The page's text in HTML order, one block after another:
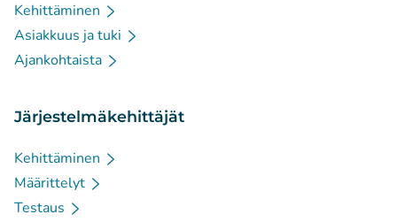
Kehittäminen
Asiakkuus ja tuki
Ajankohtaista
Järjestelmäkehittäjät
Kehittäminen
Määrittelyt
Testaus